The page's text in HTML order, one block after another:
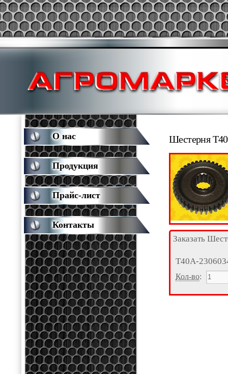
Шестерня
Заказать
Т40А-
Кол-во:
О нас
Продукция
Прайс-лист
Контакты